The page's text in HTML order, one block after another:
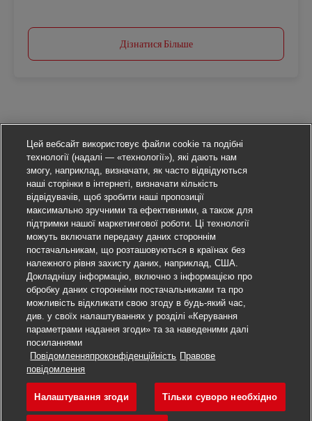
Подати заявку
Закладка Teamleader Warehousing
Дізнатися Більше
Цей вебсайт використовує файли cookie та подібні
технології (надалі — «технології»), які дають нам
змогу, наприклад, визначати, як часто відвідуються
наші сторінки в інтернеті, визначати кількість
відвідувачів, щоб зробити наші пропозиції
максимально зручними та ефективними, а також для
підтримки нашої маркетингової роботи. Ці технології
можуть включати передачу даних стороннім
постачальникам, що розташовуються в країнах без
належного рівня захисту даних, наприклад, США.
Докладнішу інформацію, включно з інформацією про
обробку даних сторонніми постачальниками та про
можливість відкликати свою згоду в будь-який час,
див. у своїх налаштуваннях у розділі «Керування
параметрами надання згоди» та за наведеними далі
посиланнями
Повідомленняпроконфіденційність Правове
повідомлення
Налаштування згоди Тільки суворо необхідно